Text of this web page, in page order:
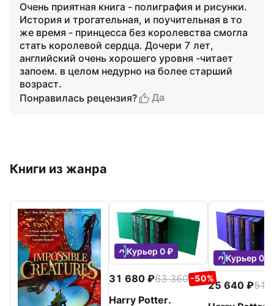
Очень приятная книга - полиграфия и рисунки.
История и трогательная, и поучительная в то
же время - принцесса без королевства смогла
стать королевой сердца. Дочери 7 лет,
английский очень хорошего уровня -читает
запоем. в целом недурно на более старший
возраст.
Понравилась рецензия?
Да
Книги из жанра
Курьер 0 ₽
31 680 63 360 -50%
Harry Potter.
Курьер 0 ₽
25 640
51